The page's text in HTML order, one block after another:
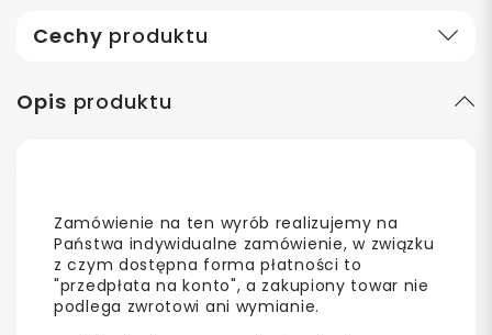
Cechy produktu
Opis produktu
Zamówienie na ten wyrób realizujemy na
Państwa indywidualne zamówienie, w związku
z czym dostępna forma płatności to
"przedpłata na konto", a zakupiony towar nie
podlega zwrotowi ani wymianie.